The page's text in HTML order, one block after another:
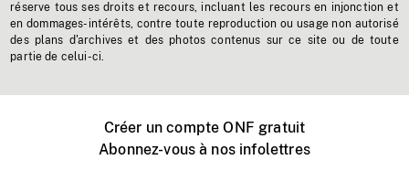
réserve tous ses droits et recours, incluant les recours en injonction et
en dommages-intérêts, contre toute reproduction ou usage non autorisé
des plans d'archives et des photos contenus sur ce site ou de toute
partie de celui-ci.
Créer un compte ONF gratuit
Abonnez-vous à nos infolettres